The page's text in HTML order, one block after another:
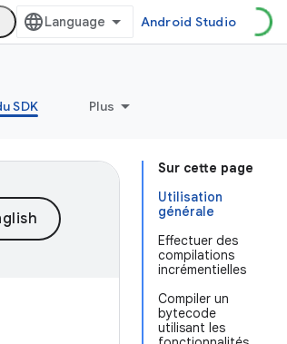
Android Studio
SDK Plus
Sur cette page
Utilisation
générale
Effectuer des
compilations
incrémentielles
Compiler un
bytecode
utilisant les